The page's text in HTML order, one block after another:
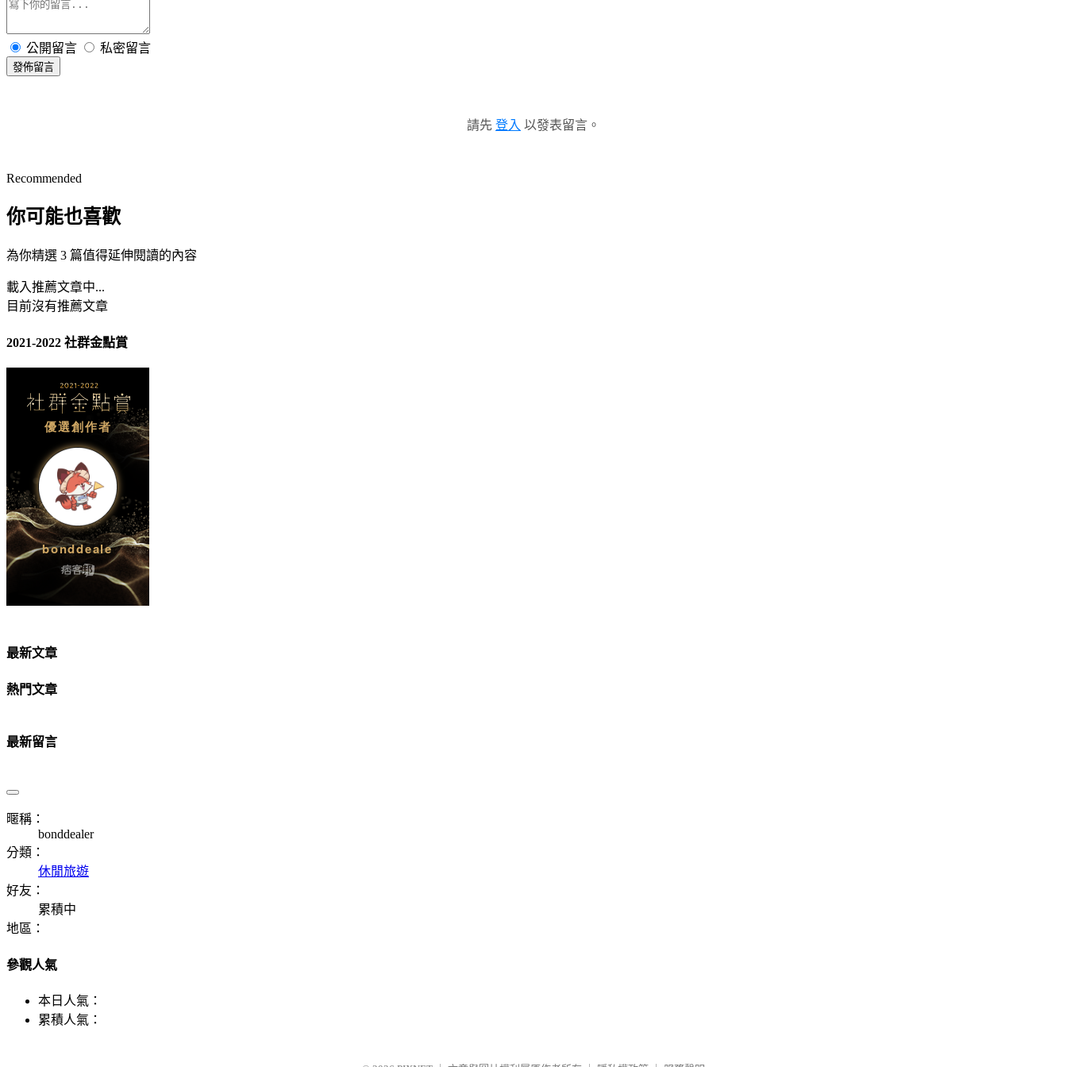
公開留言 私密留言
發佈留言
請先 登入 以發表留言。
Recommended
你可能也喜歡
為你精選 3 篇值得延伸閱讀的內容
載入推薦文章中...
目前沒有推薦文章
2021-2022 社群金點賞
最新文章
熱門文章
最新留言
暱稱：
bonddealer
分類：
休閒旅遊
好友：
累積中
地區：
參觀人氣
本日人氣：
累積人氣：